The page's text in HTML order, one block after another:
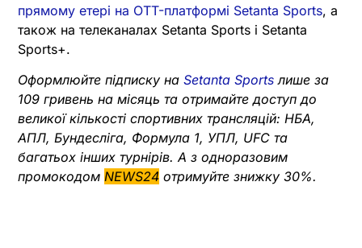
прямому етері на OTT-платформі Setanta Sports, а
також на телеканалах Setanta Sports і Setanta
Sports+.
Оформлюйте підписку на Setanta Sports лише за
109 гривень на місяць та отримайте доступ до
великої кількості спортивних трансляцій: НБА,
АПЛ, Бундесліга, Формула 1, УПЛ, UFC та
багатьох інших турнірів. А з одноразовим
промокодом NEWS24 отримуйте знижку 30%.